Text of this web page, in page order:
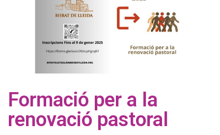
Formació per a la
renovació pastoral